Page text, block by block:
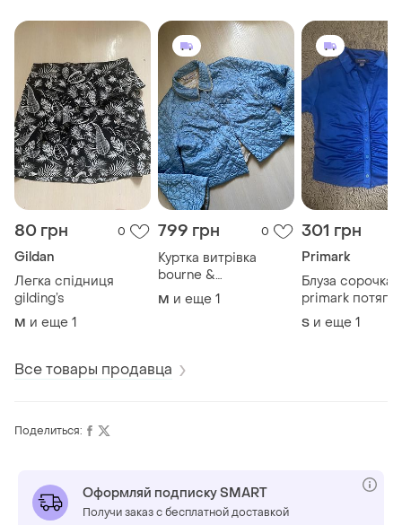
80 грн 0
Gildan
Легка спідниця
gilding’s
M и еще 1
799 грн 0
Куртка витрівка
bourne &
hollingsworth
M и еще 1
301 грн
Primark
Блуза сорочка
primark
S и еще 1
Все товары продавца
Поделиться:
Оформляй подписку SMART
Получи заказ с бесплатной доставкой